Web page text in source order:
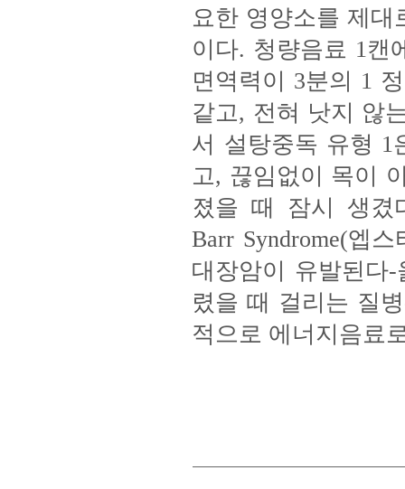
요한 영양소를 제
이다. 청량음료 1캔
면역력이 3분의 1
같고, 전혀 낫지 않
서 설탕중독 유형 1
고, 끊임없이 목이
졌을 때 잠시 생겼
Barr Syndrome(엡
대장암이 유발된다-
렸을 때 걸리는 질
적으로 에너지음료